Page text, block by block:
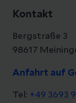
Kontakt
Bergstraße 3
98617
Anfahrt auf
Tel: +49 3693